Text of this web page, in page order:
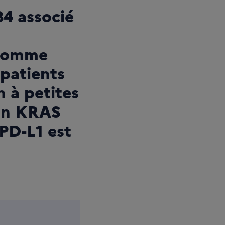
associé
à petites
KRAS
L1 est